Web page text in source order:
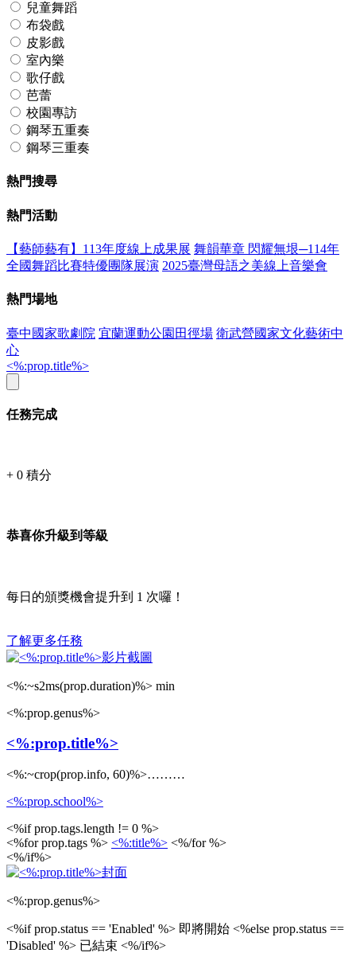
兒童舞蹈
布袋戲
皮影戲
室內樂
歌仔戲
芭蕾
校園專訪
鋼琴五重奏
鋼琴三重奏
熱門搜尋
熱門活動
【藝師藝有】113年度線上成果展 舞韻華章 閃耀無垠─114年
全國舞蹈比賽特優團隊展演 2025臺灣母語之美線上音樂會
熱門場地
臺中國家歌劇院 宜蘭運動公園田徑場 衛武營國家文化藝術中
心
<%:prop.title%>
任務完成
+ 0 積分
恭喜你升級到等級
每日的頒獎機會提升到 1 次囉！
了解更多任務
<%:~s2ms(prop.duration)%> min
<%:prop.genus%>
<%:prop.title%>
<%:~crop(prop.info, 60)%>………
<%:prop.school%>
<%if prop.tags.length != 0 %>
<%for prop.tags %> <%:title%> <%/for %>
<%/if%>
<%:prop.genus%>
<%if prop.status == 'Enabled' %> 即將開始 <%else prop.status ==
'Disabled' %> 已結束 <%/if%>